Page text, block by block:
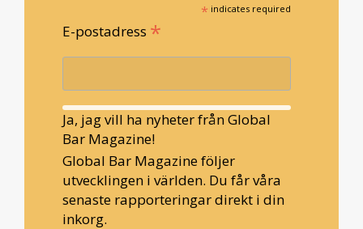
* indicates required
E-postadress *
Ja, jag vill ha nyheter från Global
Bar Magazine!
Global Bar Magazine följer
utvecklingen i världen. Du får våra
senaste rapporteringar direkt i din
inkorg.